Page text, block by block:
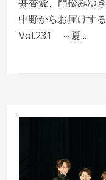
中野からお届けす
Vol.231 ～夏...